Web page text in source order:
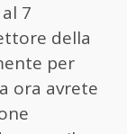
7
della
per
ora avrete